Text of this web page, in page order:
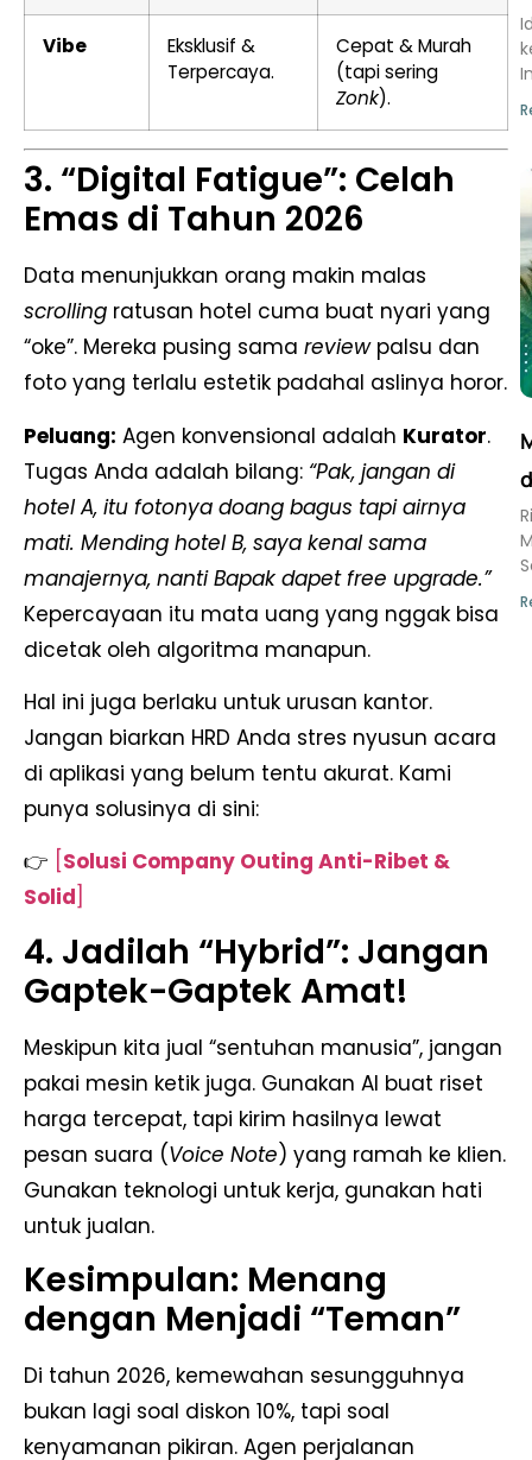
Vibe
Eksklusif &
Terpercaya.
Cepat & Murah
(tapi sering
Zonk).
3. “Digital Fatigue”: Celah
Emas di Tahun 2026
Data menunjukkan orang makin malas
scrolling ratusan hotel cuma buat nyari yang
“oke”. Mereka pusing sama reviewpalsu dan
foto yang terlalu estetik padahal aslinya horor.
Peluang: Agen konvensional adalah Kurator.
Tugas Anda adalah bilang: “Pak, jangan di
hotel A, itu fotonya doang bagus tapi airnya
mati. Mending hotel B, saya kenal sama
manajernya, nanti Bapak dapet free upgrade.”
Kepercayaan itu mata uang yang nggak bisa
dicetak oleh algoritma manapun.
Hal ini juga berlaku untuk urusan kantor.
Jangan biarkan HRD Anda stres nyusun acara
di aplikasi yang belum tentu akurat. Kami
punya solusinya di sini:
👉 Solusi Company Outing Anti-Ribet &
Solid
4. Jadilah “Hybrid”: Jangan
Gaptek-Gaptek Amat!
Meskipun kita jual “sentuhan manusia”, jangan
pakai mesin ketik juga. Gunakan AI buat riset
harga tercepat, tapi kirim hasilnya lewat
pesan suara (Voice Note) yang ramah ke klien.
Gunakan teknologi untuk kerja, gunakan hati
untuk jualan.
Kesimpulan: Menang
dengan Menjadi “Teman”
Di tahun 2026, kemewahan sesungguhnya
bukan lagi soal diskon 10%, tapi soal
kenyamanan pikiran. Agen perjalanan